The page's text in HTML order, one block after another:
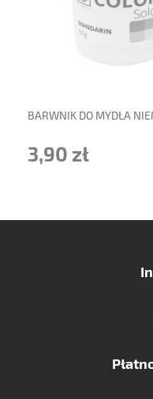
BARWNIK DO MYDŁA
3,90 zł